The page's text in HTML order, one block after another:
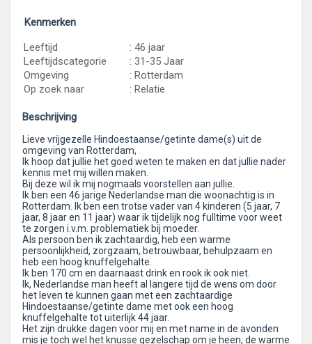
Kenmerken
Leeftijd
: 46 jaar
Leeftijdscategorie
: 31-35 Jaar
Omgeving
: Rotterdam
Op zoek naar
: Relatie
Beschrijving
Lieve vrijgezelle Hindoestaanse/getinte dame(s) uit de
omgeving van Rotterdam,
Ik hoop dat jullie het goed weten te maken en dat jullie nader
kennis met mij willen maken.
Bij deze wil ik mij nogmaals voorstellen aan jullie.
Ik ben een 46 jarige Nederlandse man die woonachtig is in
Rotterdam. Ik ben een trotse vader van 4 kinderen (5 jaar, 7
jaar, 8 jaar en 11 jaar) waar ik tijdelijk nog fulltime voor weet
te zorgen i.v.m. problematiek bij moeder.
Als persoon ben ik zachtaardig, heb een warme
persoonlijkheid, zorgzaam, betrouwbaar, behulpzaam en
heb een hoog knuffelgehalte.
Ik ben 170 cm en daarnaast drink en rook ik ook niet.
Ik, Nederlandse man heeft al langere tijd de wens om door
het leven te kunnen gaan met een zachtaardige
Hindoestaanse/getinte dame met ook een hoog
knuffelgehalte tot uiterlijk 44 jaar.
Het zijn drukke dagen voor mij en met name in de avonden
mis je toch wel het knusse gezelschap om je heen, de warme